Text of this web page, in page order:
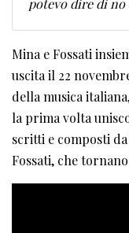
potevo dire di no
Mina e Fossati
uscita il 22
della musica
la prima volta
scritti e composti
Fossati, che